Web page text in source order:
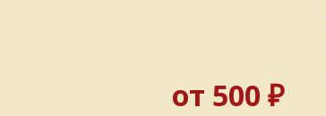
от 500 ₽